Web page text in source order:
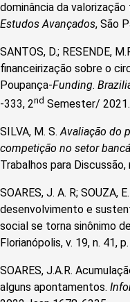
dominância da
Estudos Avançados, São
SANTOS, D.; RESENDE,
financeirização sobre o
Poupança-Funding.
-333, 2nd Semester/ 2021.
SILVA, M. S.Avaliação do
competição no setor
Trabalhos para Discussão,
SOARES, J. A. R; SOUZA,
desenvolvimento e
social se torna sinônimo
Florianópolis, v. 19, n. 41,
SOARES, J.A.R.
alguns apontamentos.